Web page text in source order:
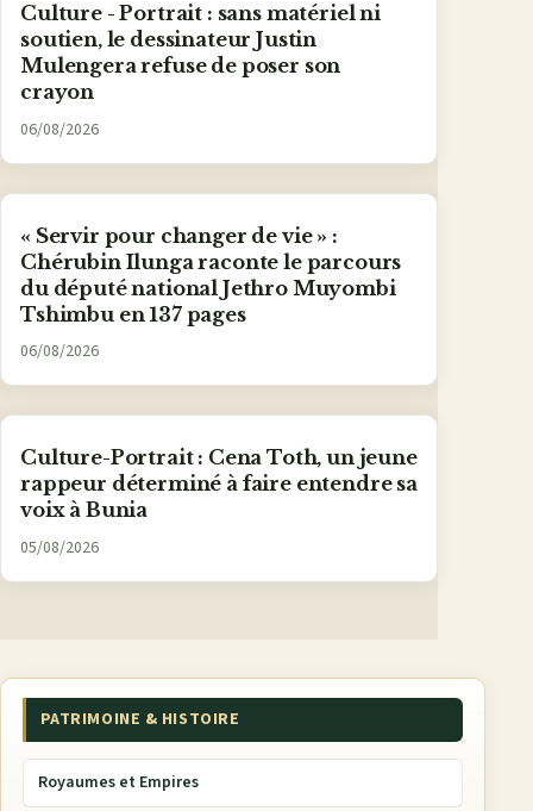
Culture - Portrait : sans matériel ni
soutien, le dessinateur Justin
Mulengera refuse de poser son
crayon
06/08/2026
« Servir pour changer de vie » :
Chérubin Ilunga raconte le parcours
du député national Jethro Muyombi
Tshimbu en 137 pages
06/08/2026
Culture-Portrait : Cena Toth, un jeune
rappeur déterminé à faire entendre sa
voix à Bunia
05/08/2026
PATRIMOINE & HISTOIRE
Royaumes et Empires